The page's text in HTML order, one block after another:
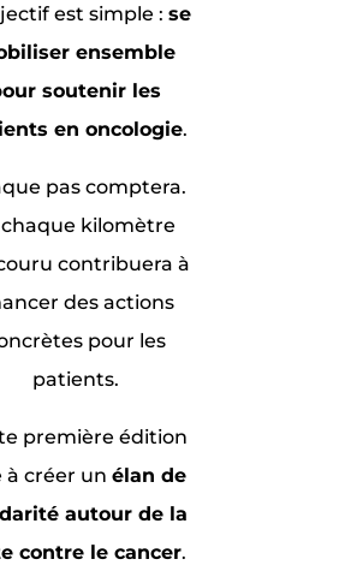
est simple :se
ensemble
soutenir les
en oncologie.
pas comptera.
kilomètre
contribuera à
des actions
pour les
patients.
première édition
à créer un élan de
autour de la
contre le cancer.